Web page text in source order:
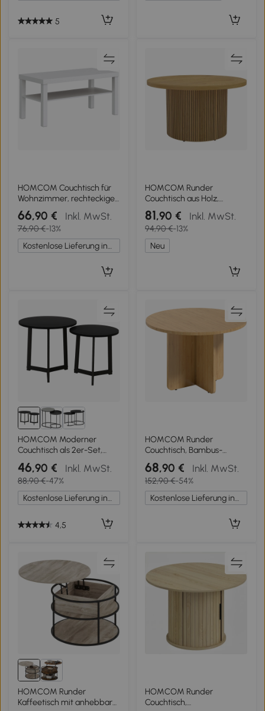
5
HOMCOM Couchtisch für
Wohnzimmer, rechteckiger
Beistelltisch mit 2 Ebenen
und Ablagefach,
90x45x44,5cm, weiß
66,90 € Inkl. MwSt.
76,90 €-13%
Kostenlose Lieferung innerhalb Deutschlands
HOMCOM Runder
Couchtisch aus Holz,
Wohnzimmertisch mit
geripptem Fuß, moderner
Stil, Naturholz-Optik
81,90 € Inkl. MwSt.
94,90 €-13%
Neu
HOMCOM Moderner
Couchtisch als 2er-Set,
Metallrahmen, MDF,
Rundes Design, ineinander
verschiebbar, Schwarz
46,90 € Inkl. MwSt.
88,90 €-47%
Kostenlose Lieferung innerhalb Deutschlands
4,5
HOMCOM Runder
Couchtisch, Bambus-
Wohnzimmertisch mit
Kreuzfuß, Natur
68,90 € Inkl. MwSt.
152,90 €-54%
Kostenlose Lieferung innerhalb Deutschlands
HOMCOM Runder
Kaffeetisch mit anhebbarer
HOMCOM Runder
Couchtisch,